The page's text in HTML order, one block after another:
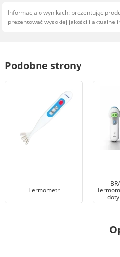
Informacja o wynikach: prezentując
prezentować wysokiej jakości i aktualne
Podobne strony
Termometr